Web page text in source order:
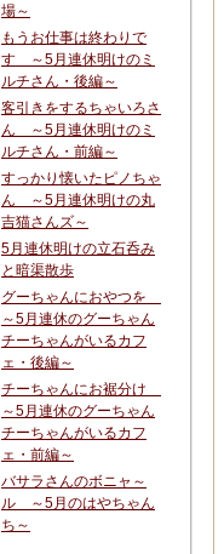
場～
もうお仕事は終わりで
す ～5月連休明けのミ
ルチさん・後編～
客引きをするちゃいろさ
ん ～5月連休明けのミ
ルチさん・前編～
すっかり懐いたピノちゃ
ん ～5月連休明けの丸
吉猫さんズ～
5月連休明けの立石呑み
と暗渠散歩
グーちゃんにおやつを
～5月連休のグーちゃん
チーちゃんがいるカフ
ェ・後編～
チーちゃんにお裾分け
～5月連休のグーちゃん
チーちゃんがいるカフ
ェ・前編～
バサラさんのボニャ～
ル ～5月のはやちゃん
ち～